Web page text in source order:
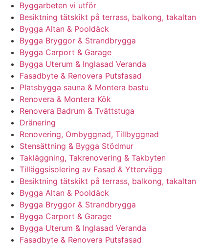
Byggarbeten vi utför
Besiktning tätskikt på terrass, balkong, takaltan
Bygga Altan & Pooldäck
Bygga Bryggor & Strandbrygga
Bygga Carport & Garage
Bygga Uterum & Inglasad Veranda
Fasadbyte & Renovera Putsfasad
Platsbygga sauna & Montera bastu
Renovera & Montera Kök
Renovera Badrum & Tvättstuga
Dränering
Renovering, Ombyggnad, Tillbyggnad
Stensättning & Bygga Stödmur
Takläggning, Takrenovering & Takbyten
Tilläggsisolering av Fasad & Yttervägg
Besiktning tätskikt på terrass, balkong, takaltan
Bygga Altan & Pooldäck
Bygga Bryggor & Strandbrygga
Bygga Carport & Garage
Bygga Uterum & Inglasad Veranda
Fasadbyte & Renovera Putsfasad